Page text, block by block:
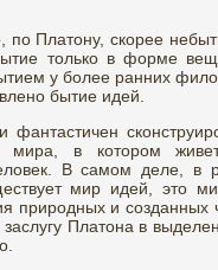
по Платону, скорее
только в форме
у более ранних
бытие идей.
фантастичен
мира, в котором
В самом деле, в
мир идей, это
природных и
Платона в